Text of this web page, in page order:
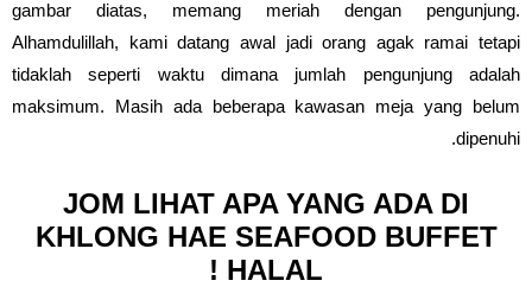
gambar diatas, memang meriah dengan pengunjung.
Alhamdulillah, kami datang awal jadi orang agak ramai tetapi
tidaklah seperti waktu dimana jumlah pengunjung adalah
maksimum. Masih ada beberapa kawasan meja yang belum
dipenuhi.
JOM LIHAT APA YANG ADA DI
KHLONG HAE SEAFOOD BUFFET
HALAL !